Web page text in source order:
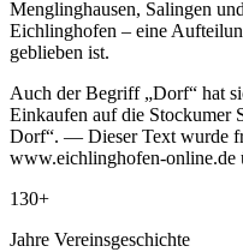
Menglinghausen, Salingen
Eichlinghofen – eine
geblieben ist.
Auch der Begriff „Dorf“ hat
Einkaufen auf die Stockumer
Dorf“. — Dieser Text wurde
www.eichlinghofen-online.de
130+
Jahre Vereinsgeschichte